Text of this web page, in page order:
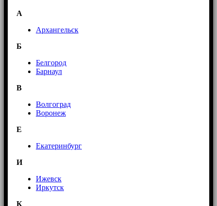
А
Архангельск
Б
Белгород
Барнаул
В
Волгоград
Воронеж
E
Екатеринбург
И
Ижевск
Иркутск
К